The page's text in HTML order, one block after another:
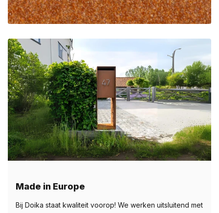
Made in Europe
Bij Doika staat kwaliteit voorop! We werken uitsluitend met